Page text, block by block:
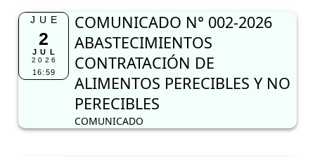
JUE
2
JUL
2026
16:59
COMUNICADO N° 002-2026
ABASTECIMIENTOS
CONTRATACIÓN DE
ALIMENTOS PERECIBLES Y NO
PERECIBLES
COMUNICADO